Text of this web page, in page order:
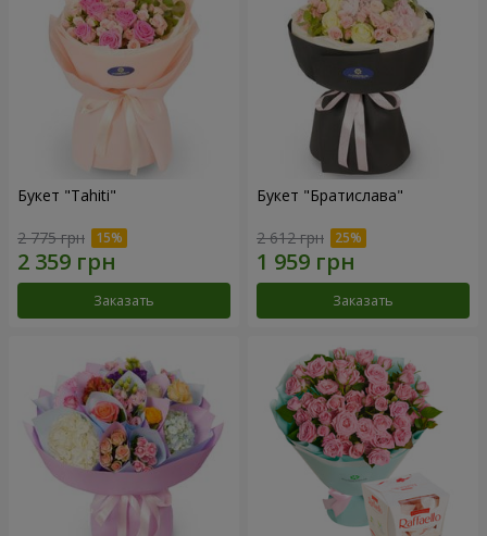
Букет "Tahiti"
2 775 грн
Заказать
Букет "Братислава"
2 612 грн
Заказать